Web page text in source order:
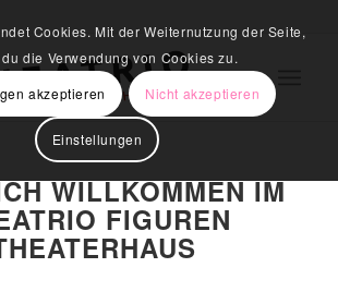
WILLKOMMEN IM
FIGUREN
Cookies. Mit der Weiternutzung der Seite,
die Verwendung von Cookies zu.
akzeptieren
Nicht akzeptieren
Einstellungen